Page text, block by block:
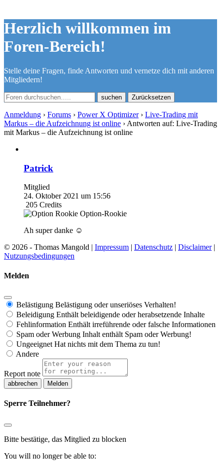
Herzlich willkommen im
Foren-Bereich!
Stelle deine Fragen, finde Antworten und vernetze dich mit anderen
Mitgliedern!
Zurücksetzen
Anmeldung › Forums › Power X Optimizer › Live-Trading mit
Markus – die Aufzeichnung ist online › Antworten auf: Live-Trading
mit Markus – die Aufzeichnung ist online
Patrick
Mitglied
24. Oktober 2021 um 15:56
205 Credits
Option-Rookie
Ah super danke ☺️
© 2026 - Thomas Mangold | Impressum | Datenschutz | Disclaimer|
Nutzungsbedingungen
Melden
Belästigung Belästigung oder unseriöses Verhalten!
Beleidigung Enthält beleidigende oder herabsetzende Inhalte
Fehlinformation Enthält irreführende oder falsche Informationen
Spam oder Werbung Inhalt enthält Spam oder Werbung!
Ungeeignet Hat nichts mit dem Thema zu tun!
Andere
Report note
Melden
Sperre Teilnehmer?
Bitte bestätige, das Mitglied zu blocken
You will no longer be able to: